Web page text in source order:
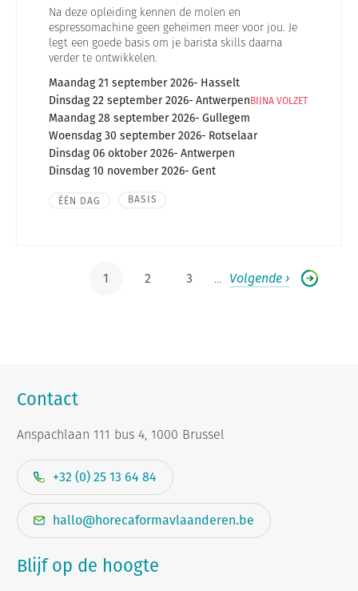
Na deze opleiding kennen de molen en
espressomachine geen geheimen meer voor jou. Je
legt een goede basis om je barista skills daarna
verder te ontwikkelen.
Maandag 21 september 2026 Hasselt
Dinsdag 22 september 2026 AntwerpenBIJNA VOLZET
Maandag 28 september 2026 Gullegem
Woensdag 30 september 2026 Rotselaar
Dinsdag 06 oktober 2026 Antwerpen
Dinsdag 10 november 2026 Gent
ÉÉN DAG BASIS
Current
1 Page
2 Page
3 …
Next
Volgende ›
Contact
Anspachlaan 111 bus 4, 1000 Brussel
+32 (0) 25 13 64 84
hallo@horecaformavlaanderen.be
Blijf op de hoogte